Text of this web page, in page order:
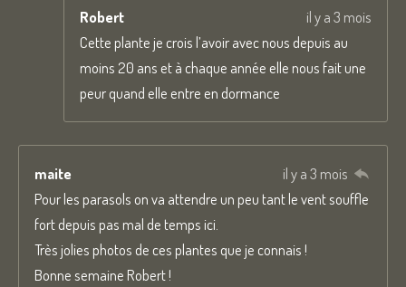
Robert
il y a 3 mois
Cette plante je crois l’avoir avec nous depuis au
moins 20 ans et à chaque année elle nous fait une
peur quand elle entre en dormance
maite
il y a 3 mois
Pour les parasols on va attendre un peu tant le vent souffle
fort depuis pas mal de temps ici.
Très jolies photos de ces plantes que je connais !
Bonne semaine Robert !